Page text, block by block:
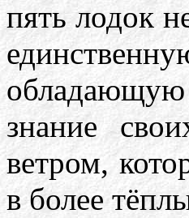
пять лодок
обладающую
знание
ветром,
в более